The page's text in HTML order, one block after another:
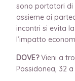
sono portatori di
assieme ai
incontri si evita
l’impatto
DOVE? Vieni a
Possidonea, 32